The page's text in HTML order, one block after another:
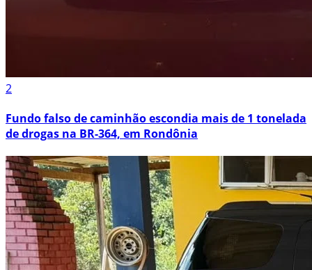
2
Fundo falso de caminhão escondia mais de 1 tonelada
de drogas na BR-364, em Rondônia